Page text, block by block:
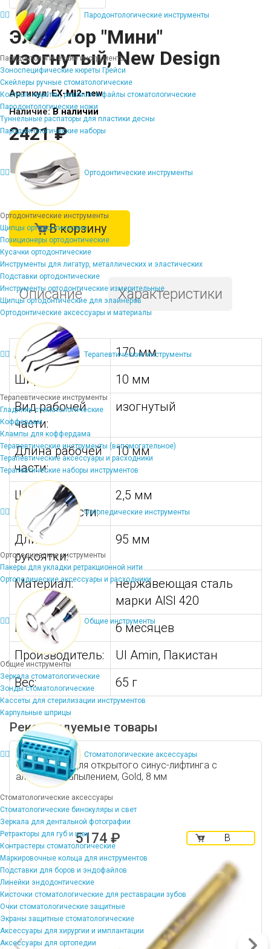
Пародонтологические инструменты
Пародонтологические инструменты
Зоноспецифические кюреты Грейси
Скейлеры ручные стоматологические
Костные кюретки, рашпили и файлы стоматологические
Пародонтологические ножи
Туннельные распаторы для пластики десны
Пародонтологические наборы
Ортодонтические инструменты
Ортодонтические инструменты
Щипцы ортодонтические
Позиционеры ортодонтические
Кусачки ортодонтические
Инструменты для лигатур, металлических и эластических
Подставки ортодонтические
Инструменты ортодонтические измерительные
Щипцы ортодонтические для элайнеров
Ортодонтические аксессуары и материалы
Терапевтические инструменты
Терапевтические инструменты
Гладилки стоматологические
Коффердам
Клампы для коффердама
Терапевтические инструменты (вспомогательное)
Терапевтические аксессуары и расходники
Терапевтические наборы инструментов
Ортопедические инструменты
Ортопедические инструменты
Пакеры для укладки ретракционной нити
Ортопедические аксессуары и расходники
Общие инструменты
Общие инструменты
Зеркала стоматологические
Зонды стоматологические
Кассеты для стерилизации инструментов
Карпульные шприцы
Стоматологические аксессуары
Стоматологические аксессуары
Стоматологические бинокуляры и свет
Зеркала для дентальной фотографии
Ретракторы для губ и щек
Контрастеры стоматологические
Маркировочные кольца для инструментов
Подставки для боров и эндофайлов
Линейки эндодонтические
Кисточки стоматологические для реставрации зубов
Очки стоматологические защитные
Экраны защитные стоматологические
Аксессуары для хирургии и имплантации
Аксессуары для ортопедии
Элеватор "Мини"
изогнутый, New Design
Артикул:EX-MI2-new
Наличие:В наличии
2421 ₽
- +
В корзину
Описание Характеристики
Длина:
170 мм
Ширина:
10 мм
Вид рабочей
части:
изогнутый
Длина рабочей
части:
10 мм
Ширина
рабочей части:
2,5 мм
Длина
рукоятки:
95 мм
Материал:
нержавеющая сталь
марки AISI 420
Гарантия:
6 месяцев
Производитель:
Ul Amin, Пакистан
Вес:
65 г
Рекомендуемые товары
Фреза (бор) для открытого синус-лифтинга с
алмазным напылением, Gold, 8 мм
5174 ₽
В